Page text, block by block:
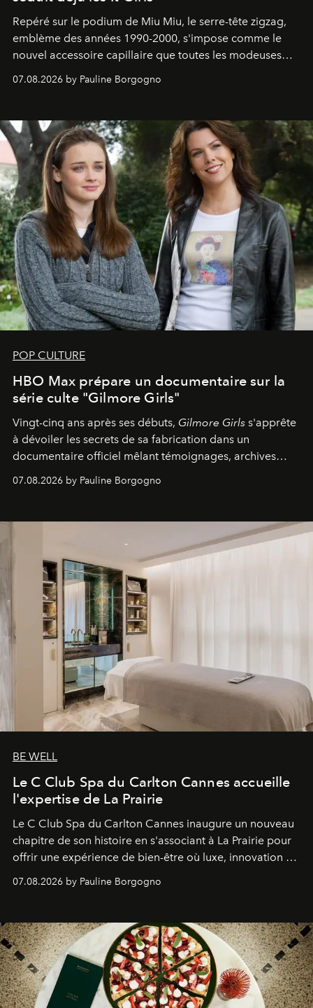
Repéré sur le podium de Miu Miu, le serre-tête zigzag,
emblème des années 1990-2000, s'impose comme le
nouvel accessoire capillaire que toutes les modeuses
s'arrachent déjà.
07.08.2026 by Pauline Borgogno
POP CULTURE
HBO Max prépare un documentaire sur la
série culte "Gilmore Girls"
Vingt-cinq ans après ses débuts, Gilmore Girls s'apprête
à dévoiler les secrets de sa fabrication dans un
documentaire officiel mêlant témoignages, archives
inédites et plongée dans les coulisses d'un phénomène
générationnel.
07.08.2026 by Pauline Borgogno
BE WELL
Le C Club Spa du Carlton Cannes accueille
l'expertise de La Prairie
Le C Club Spa du Carlton Cannes inaugure un nouveau
chapitre de son histoire en s'associant à La Prairie pour
offrir une expérience de bien-être où luxe, innovation et
expertise se rencontrent.
07.08.2026 by Pauline Borgogno